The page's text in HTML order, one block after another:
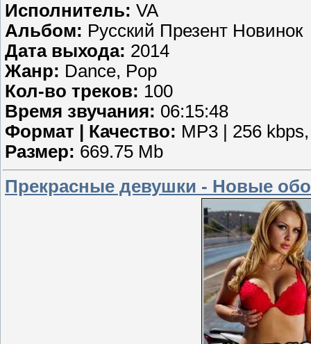
Исполнитель: VA
Альбом: Русский Презент Новинок
Дата выхода: 2014
Жанр: Dance, Pop
Кол-во треков: 100
Время звучания: 06:15:48
Формат | Качество: MP3 | 256
Размер: 669.75 Mb
Прекрасные девушки - Новые